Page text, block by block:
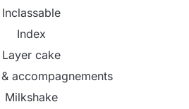
Inclassable
Index
Layer cake
accompagnements
Milkshake